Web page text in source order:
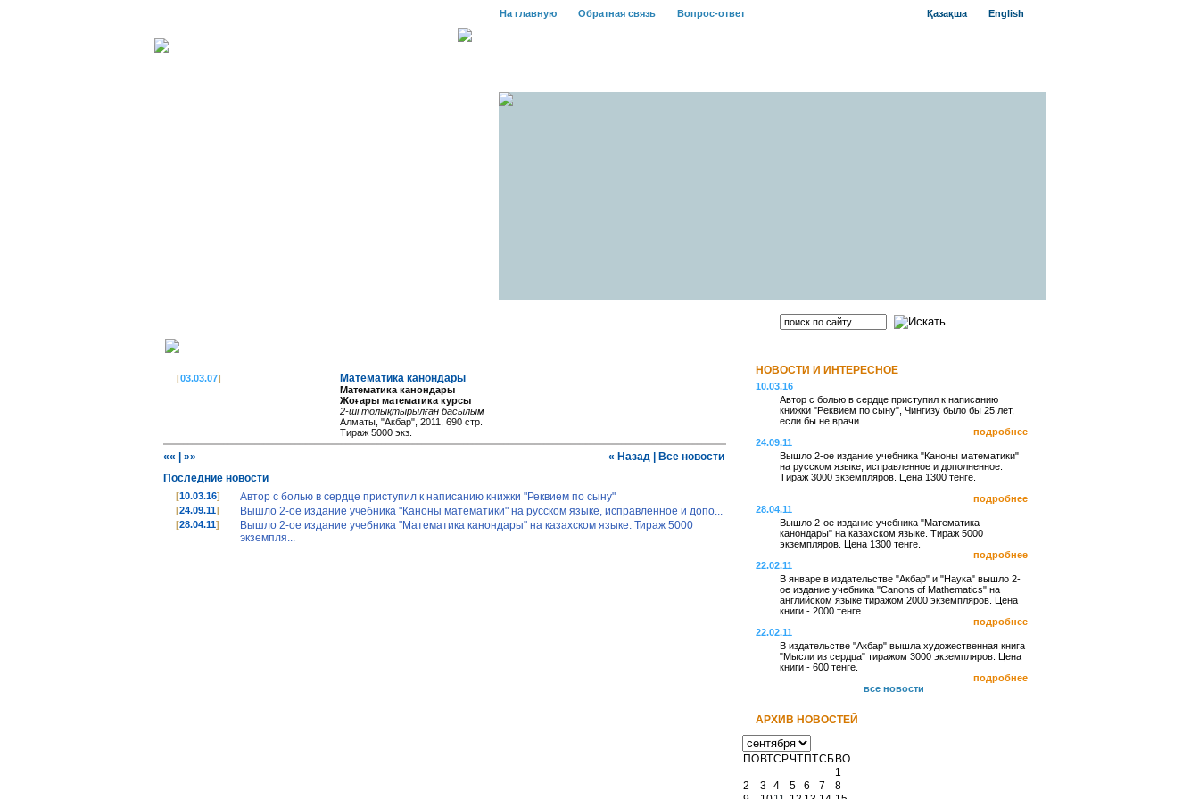
На главную Обратная связь Вопрос-ответ Қазақша English
[03.03.07] Математика канондары
Математика канондары
Жоғары математика курсы
2-ші толықтырылған басылым
Алматы, "Акбар", 2011, 690 стр.
Тираж 5000 экз.
«« »» « Назад|
Все новости
Последние новости
[10.03.16] Автор с болью в сердце приступил к написанию книжки "Реквием по сыну"
[24.09.11] Вышло 2-ое издание учебника "Каноны математики" на русском языке, исправленное и допо...
[28.04.11]
Вышло 2-ое издание учебника "Математика канондары" на казахском языке. Тираж 5000
экземпля...
НОВОСТИ И ИНТЕРЕСНОЕ
10.03.16
Автор с болью в сердце приступил к написанию
книжки "Реквием по сыну", Чингизу было бы 25 лет,
если бы не врачи...
подробнее
24.09.11
Вышло 2-ое издание учебника "Каноны математики"
на русском языке, исправленное и дополненное.
Тираж 3000 экземпляров. Цена 1300 тенге.
подробнее
28.04.11
Вышло 2-ое издание учебника "Математика
канондары" на казахском языке. Тираж 5000
экземпляров. Цена 1300 тенге.
подробнее
22.02.11
В январе в издательстве "Акбар" и "Наука" вышло 2-
ое издание учебника "Canons of Mathematics" на
английском языке тиражом 2000 экземпляров. Цена
книги - 2000 тенге.
подробнее
22.02.11
В издательстве "Акбар" вышла художественная книга
"Мысли из сердца" тиражом 3000 экземпляров. Цена
книги - 600 тенге.
подробнее
все новости
АРХИВ НОВОСТЕЙ
ПО ВТСРЧТ ПТСБ ВО
1
2
3 4 5 6 7
8